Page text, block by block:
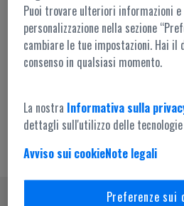
Accesso
Puoi trovare ulteriori informazioni e
personalizzazione nella sezione
cambiare le tue impostazioni. Hai
consenso in qualsiasi momento.
La nostra Informativa sulla
dettagli sull'utilizzo delle
Avviso sui cookieNote legali
Preferenze sui